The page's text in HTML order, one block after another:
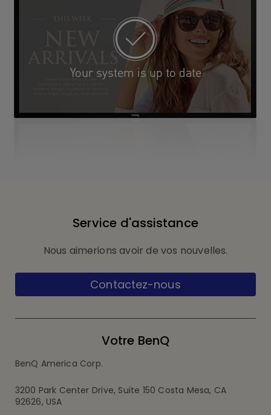
Service d'assistance
Nous aimerions avoir de vos nouvelles.
Contactez-nous
Votre BenQ
BenQ America Corp.
3200 Park Center Drive, Suite 150 Costa Mesa, CA
92626, USA